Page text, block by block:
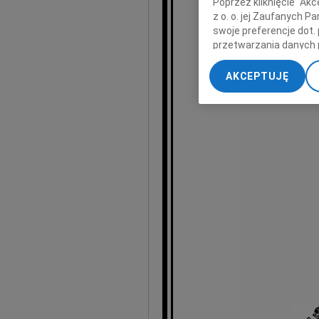
Wyrazy
Poprzez kliknięcie
z o. o. jej Zaufanych
swoje preferencje dot.
przetwarzania danych
„Ustawienia
My, nasi Zaufani
dokładnych danych
Przechowywanie
AKCEPTUJĘ